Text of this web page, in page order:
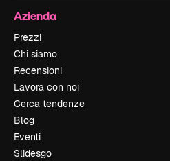
Azienda
Prezzi
Chi siamo
Recensioni
Lavora con noi
Cerca tendenze
Blog
Eventi
Slidesgo